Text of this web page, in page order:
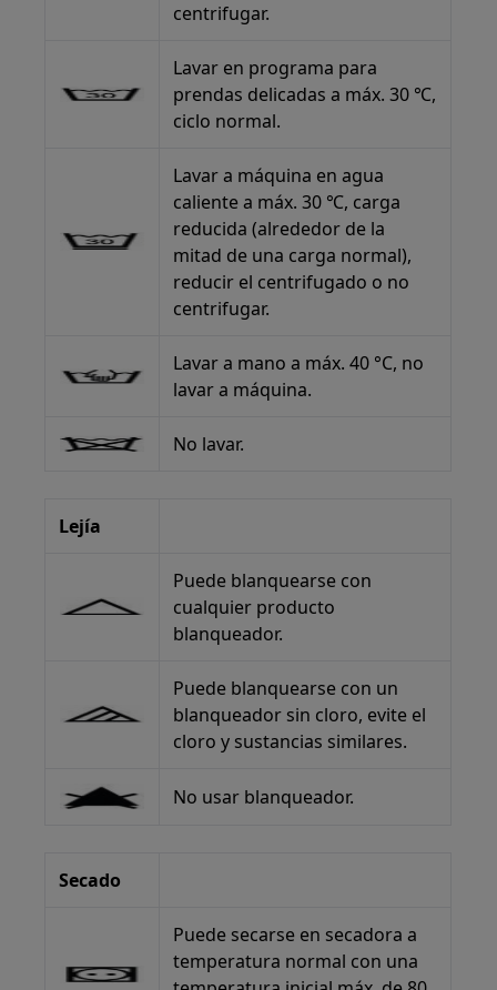
centrifugar.
Lavar en programa para
prendas delicadas a máx. 30 ℃,
ciclo normal.
Lavar a máquina en agua
caliente a máx. 30 ℃, carga
reducida (alrededor de la
mitad de una carga normal),
reducir el centrifugado o no
centrifugar.
Lavar a mano a máx. 40 °C, no
lavar a máquina.
No lavar.
Lejía
Puede blanquearse con
cualquier producto
blanqueador.
Puede blanquearse con un
blanqueador sin cloro, evite el
cloro y sustancias similares.
No usar blanqueador.
Secado
Puede secarse en secadora a
temperatura normal con una